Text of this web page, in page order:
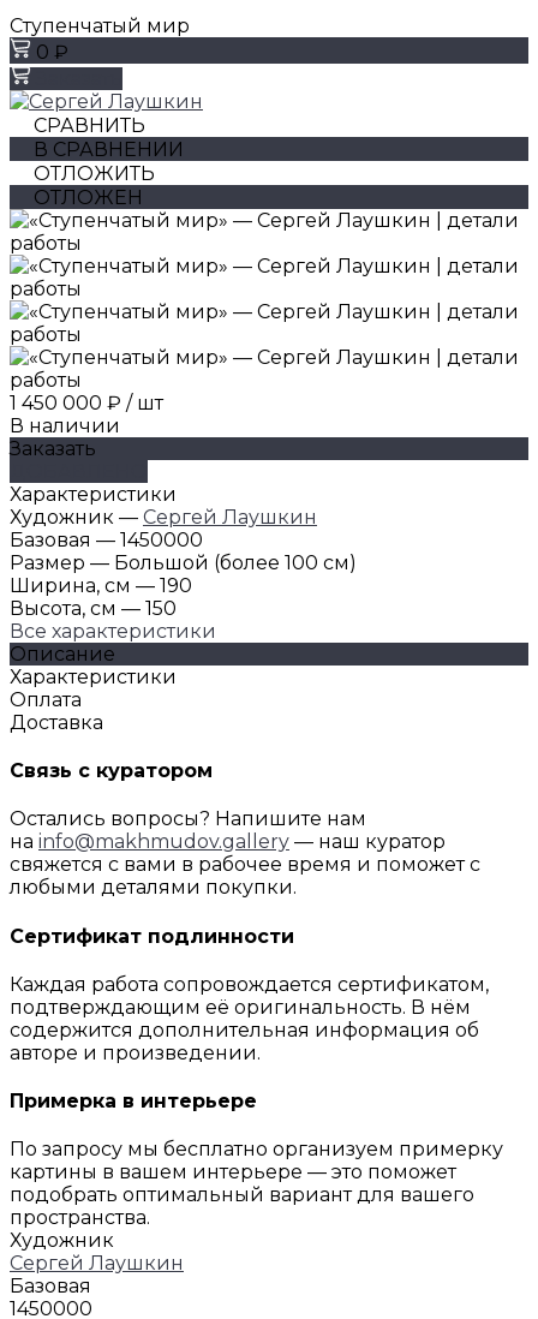
Ступенчатый мир
0 ₽
СРАВНИТЬ
В СРАВНЕНИИ
ОТЛОЖИТЬ
ОТЛОЖЕН
1 450 000 ₽ / шт
В наличии
Заказать
Характеристики
Художник — Сергей Лаушкин
Базовая — 1450000
Размер — Большой (более 100 см)
Ширина, см — 190
Высота, см — 150
Все характеристики
Описание
Характеристики
Оплата
Доставка
Связь с куратором
Остались вопросы? Напишите нам
на info@makhmudov.gallery — наш куратор
свяжется с вами в рабочее время и поможет с
любыми деталями покупки.
Сертификат подлинности
Каждая работа сопровождается сертификатом,
подтверждающим её оригинальность. В нём
содержится дополнительная информация об
авторе и произведении.
Примерка в интерьере
По запросу мы бесплатно организуем примерку
картины в вашем интерьере — это поможет
подобрать оптимальный вариант для вашего
пространства.
Художник
Сергей Лаушкин
Базовая
1450000